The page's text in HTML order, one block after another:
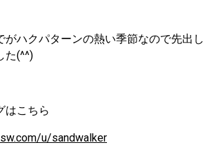
がハクパターンの熱い季節なので先出し
た(^^)
はこちら
u/sandwalker